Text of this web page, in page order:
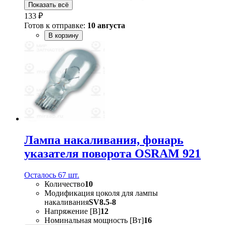
Показать всё
133 ₽
Готов к отправке: 10 августа
В корзину
Лампа накаливания, фонарь
указателя поворота OSRAM 921
Осталось 67 шт.
Количество10
Модификация цоколя для лампы
накаливанияSV8.5-8
Напряжение [В]12
Номинальная мощность [Вт]16